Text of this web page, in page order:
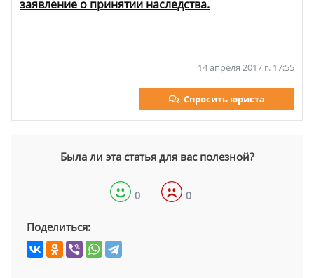
заявление о принятии наследства.
14 апреля 2017 г. 17:55
Спросить юриста
Была ли эта статья для вас полезной?
0 0
Поделиться: